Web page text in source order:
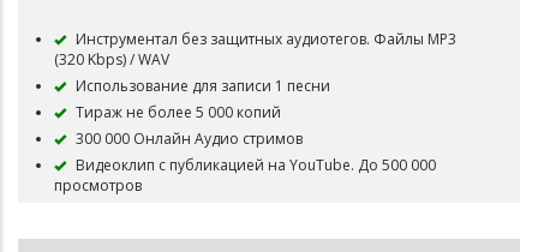
Инструментал без защитных аудиотегов. Файлы MP3
(320 Kbps) / WAV
Использование для записи 1 песни
Тираж не более 5 000 копий
300 000 Онлайн Аудио стримов
Видеоклип с публикацией на YouTube. До 500 000
просмотров